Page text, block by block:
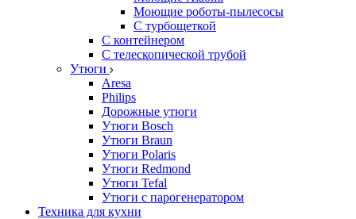
Моющие роботы-пылесосы
С турбощеткой
С контейнером
С телескопической трубой
Утюги
Aresa
Philips
Дорожные утюги
Утюги Bosch
Утюги Braun
Утюги Polaris
Утюги Redmond
Утюги Tefal
Утюги с парогенератором
Техника для кухни